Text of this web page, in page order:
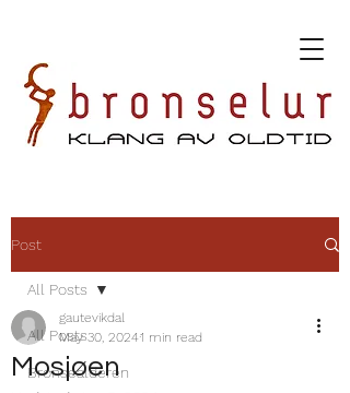
Post
All Posts
Bronsealderen
All Posts
Mosjøen
gautevikdal
May 30, 20241 min read